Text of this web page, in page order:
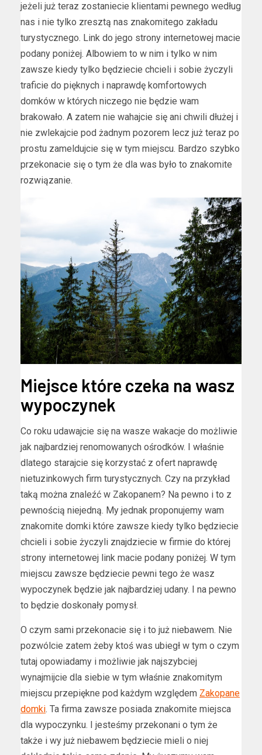
jeżeli już teraz zostaniecie klientami pewnego według
nas i nie tylko zresztą nas znakomitego zakładu
turystycznego. Link do jego strony internetowej macie
podany poniżej. Albowiem to w nim i tylko w nim
zawsze kiedy tylko będziecie chcieli i sobie życzyli
traficie do pięknych i naprawdę komfortowych
domków w których niczego nie będzie wam
brakowało. A zatem nie wahajcie się ani chwili dłużej i
nie zwlekajcie pod żadnym pozorem lecz już teraz po
prostu zameldujcie się w tym miejscu. Bardzo szybko
przekonacie się o tym że dla was było to znakomite
rozwiązanie.
Miejsce które czeka na wasz
wypoczynek
Co roku udawajcie się na wasze wakacje do możliwie
jak najbardziej renomowanych ośrodków. I właśnie
dlatego starajcie się korzystać z ofert naprawdę
nietuzinkowych firm turystycznych. Czy na przykład
taką można znaleźć w Zakopanem? Na pewno i to z
pewnością niejedną. My jednak proponujemy wam
znakomite domki które zawsze kiedy tylko będziecie
chcieli i sobie życzyli znajdziecie w firmie do której
strony internetowej link macie podany poniżej. W tym
miejscu zawsze będziecie pewni tego że wasz
wypoczynek będzie jak najbardziej udany. I na pewno
to będzie doskonały pomysł.
O czym sami przekonacie się i to już niebawem. Nie
pozwólcie zatem żeby ktoś was ubiegł w tym o czym
tutaj opowiadamy i możliwie jak najszybciej
wynajmijcie dla siebie w tym właśnie znakomitym
miejscu przepiękne pod każdym względem Zakopane
domki. Ta firma zawsze posiada znakomite miejsca
dla wypoczynku. I jesteśmy przekonani o tym że
także i wy już niebawem będziecie mieli o niej